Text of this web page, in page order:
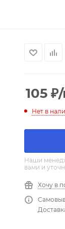
105 ₽
Нет в
Наши
вами и
Хочу в